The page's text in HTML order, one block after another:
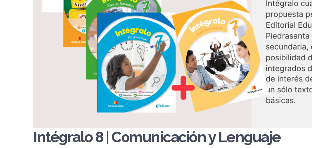
Intégralo 8 | Comunicación y Lenguaje